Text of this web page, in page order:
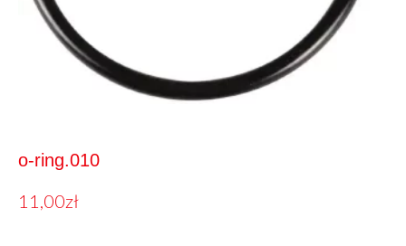
o-ring.010
11,00zł